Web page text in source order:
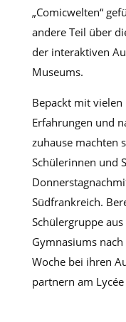
„Comicwelten“
andere Teil über
der interaktiven
Museums.
Bepackt mit
Erfahrungen und
zuhause machten
Schülerinnen und
Südfrankreich.
Schülergruppe
Gymnasiums
Woche bei ihren
partnern am